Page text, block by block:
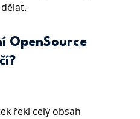
OpenSource
řekl celý obsah